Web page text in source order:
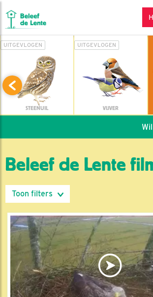
UITGEVLOGEN
STEENUIL
UITGEVLOGEN
VIJVER
Wil jij
Beleef de Lente